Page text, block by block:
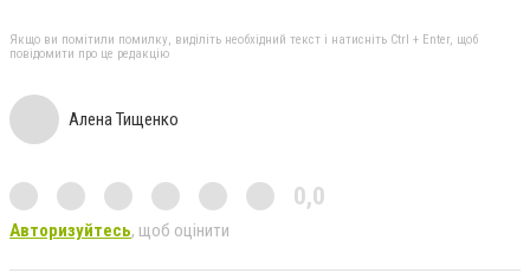
Якщо ви помітили помилку, виділіть необхідний текст і натисніть Ctrl + Enter, щоб
повідомити про це редакцію
Алена Тищенко
0,0
Авторизуйтесь, щоб оцінити